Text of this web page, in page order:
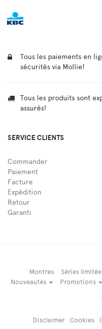
Tous les paiements en
sécurités via Mollie!
Tous les produits sont
assurés!
SERVICE CLIENTS
Commander
Paiement
Facture
Expédition
Retour
Garanti
Montres Séries
Nouveautés
Promotions
Disclaimer Cookies